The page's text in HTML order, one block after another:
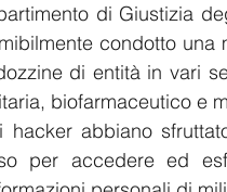
di Giustizia
condotto
di entità in vari
biofarmaceutico e
abbiano
per accedere ed